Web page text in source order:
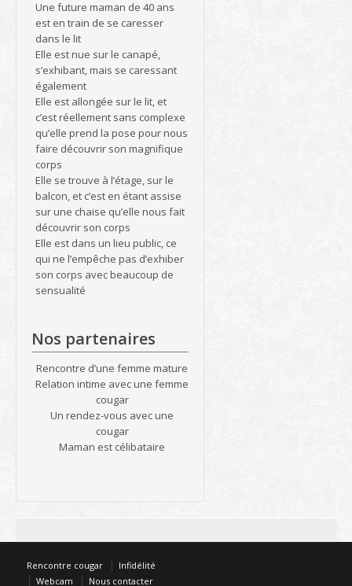
Une future maman de 40 ans
est en train de se caresser
dans le lit
Elle est nue sur le canapé,
s’exhibant, mais se caressant
également
Elle est allongée sur le lit, et
c’est réellement sans complexe
qu’elle prend la pose pour nous
faire découvrir son magnifique
corps
Elle se trouve à l’étage, sur le
balcon, et c’est en étant assise
sur une chaise qu’elle nous fait
découvrir son corps
Elle est dans un lieu public, ce
qui ne l’empêche pas d’exhiber
son corps avec beaucoup de
sensualité
Nos partenaires
Rencontre d’une femme mature
Relation intime avec une femme
cougar
Un rendez-vous avec une
cougar
Maman est célibataire
Rencontre cougar
Infidélité
Webcam
Nous contacter